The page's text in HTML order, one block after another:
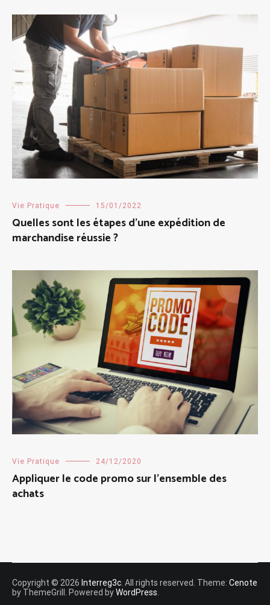
Vie Pratique 15/01/2022
Quelles sont les étapes d’une expédition de
marchandise réussie ?
Vie Pratique 24/12/2020
Appliquer le code promo sur l’ensemble des
achats
Copyright © 2026 Interreg3c. All rights reserved. Theme: Cenote
by ThemeGrill. Powered byWordPress.